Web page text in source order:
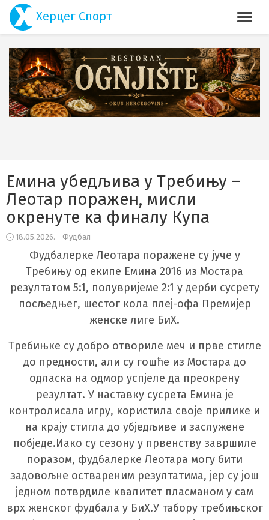
Херцег Спорт
Емина убедљива у Требињу –
Леотар поражен, мисли
окренуте ка финалу Купа
18.05.2026. - Фудбал
Фудбалерке Леотара поражене су јуче у
Требињу од екипе Емина 2016 из Мостара
резултатом 5:1, полувријеме 2:1 у дерби сусрету
посљедњег, шестог кола плеј-офа Премијер
женске лиге БиХ.
Требињке су добро отвориле меч и прве стигле
до предности, али су гошће из Мостара до
одласка на одмор успјеле да преокрену
резултат. У наставку сусрета Емина је
контролисала игру, користила своје прилике и
на крају стигла до убједљиве и заслужене
побједе.Иако су сезону у првенству завршиле
поразом, фудбалерке Леотара могу бити
задовољне оствареним резултатима, јер су још
једном потврдиле квалитет пласманом у сам
врх женског фудбала у БиХ.У табору требињског